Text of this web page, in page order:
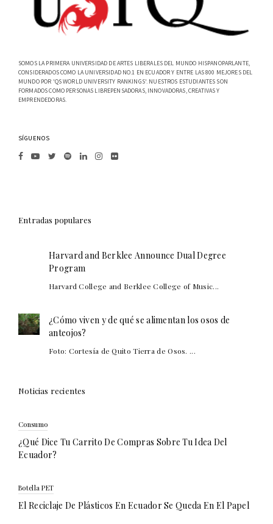
SOMOS LA PRIMERA UNIVERSIDAD DE ARTES LIBERALES DEL MUNDO HISPANOPARLANTE,
CONSIDERADOS COMO LA UNIVERSIDAD NO.1 EN ECUADOR Y ENTRE LAS 800 MEJORES DEL
MUNDO POR 'QS WORLD UNIVERSITY RANKINGS'. NUESTROS ESTUDIANTES SON
FORMADOS COMO PERSONAS LIBREPENSADORAS, INNOVADORAS, CREATIVAS Y
EMPRENDEDORAS.
SÍGUENOS
Entradas populares
Harvard and Berklee Announce Dual Degree
Program
Harvard College and Berklee College of Music...
¿Cómo viven y de qué se alimentan los osos de
anteojos?
Foto: Cortesía de Quito Tierra de Osos. ...
Noticias recientes
Consumo
¿Qué Dice Tu Carrito De Compras Sobre Tu Idea Del
Ecuador?
Botella PET
El Reciclaje De Plásticos En Ecuador Se Queda En El Papel